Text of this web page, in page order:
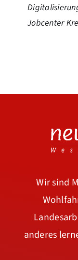
Jobcenter
Wir sind
anderes